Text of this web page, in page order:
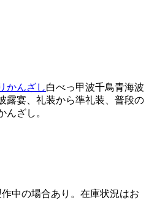
かんざし白べっ甲波千鳥青海波
露宴、礼装から準礼装、普段の
んざし。
作中の場合あり。在庫状況はお